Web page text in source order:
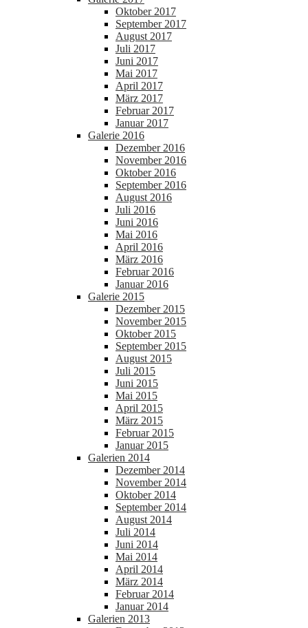
Oktober 2017
September 2017
August 2017
Juli 2017
Juni 2017
Mai 2017
April 2017
März 2017
Februar 2017
Januar 2017
Galerie 2016
Dezember 2016
November 2016
Oktober 2016
September 2016
August 2016
Juli 2016
Juni 2016
Mai 2016
April 2016
März 2016
Februar 2016
Januar 2016
Galerie 2015
Dezember 2015
November 2015
Oktober 2015
September 2015
August 2015
Juli 2015
Juni 2015
Mai 2015
April 2015
März 2015
Februar 2015
Januar 2015
Galerien 2014
Dezember 2014
November 2014
Oktober 2014
September 2014
August 2014
Juli 2014
Juni 2014
Mai 2014
April 2014
März 2014
Februar 2014
Januar 2014
Galerien 2013